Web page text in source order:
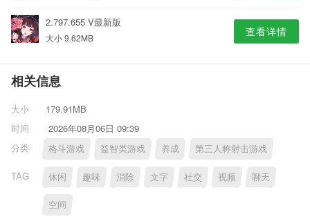
2.797.655 V最新版
大小 9.62MB 查看详情
相关信息
大小
179.91MB
时间
2026年08月06日 09:39
分类
格斗游戏 益智类游戏 养成 第三人称射击游戏
TAG 休闲 趣味 消除 文字 社交 视频 聊天
空间